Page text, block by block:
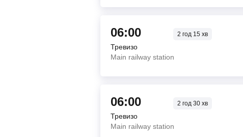
06:00 2 год15 хв
Тревизо
Main railway station
06:00 2 год30 хв
Тревизо
Main railway station